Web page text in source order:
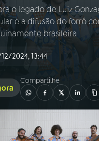
AO VIVO
o legado de Luiz
e a difusão do forró
brasileira
2024, 13:44
Compartilhe